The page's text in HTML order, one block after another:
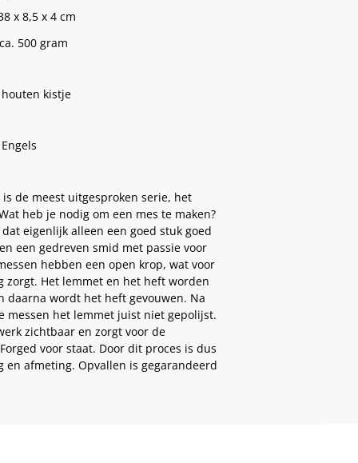
x 8,5 x 4 cm
500 gram
kistje
de meest uitgesproken serie, het
heb je nodig om een mes te maken?
eigenlijk alleen een goed stuk goed
een gedreven smid met passie voor
hebben een open krop, wat voor
zorgt. Het lemmet en het heft worden
daarna wordt het heft gevouwen. Na
messen het lemmet juist niet gepolijst.
zichtbaar en zorgt voor de
voor staat. Door dit proces is dus
en afmeting. Opvallen is gegarandeerd